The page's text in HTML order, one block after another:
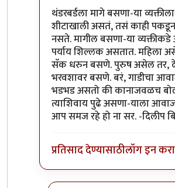
थंडरबर्डला मागे बसणा-या
शीटाखाली असतं, तसं काही
नसते. मागील बसणा-या व्यक्तीकडे
पर्याय शिल्लक असतात. महिला
सॅक धरुन बसणे. पुरुष असेल तर,
भरवशावर बसणे. बरं, गाडीचा
भडभड असतो की कानाजवळच
त्याशिवाय पुढे असणा-याला
आप समज रहे हो ना सर. -दिलीप
प्रतिसाद देण्यासाठीलॉग इन करा